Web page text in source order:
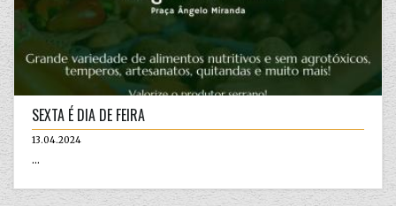
SEXTA É DIA DE FEIRA
13.04.2024
...